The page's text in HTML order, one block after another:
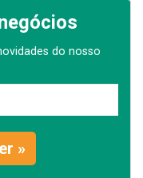
do nosso
»